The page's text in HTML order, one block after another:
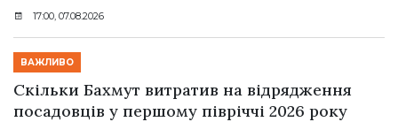
17:00, 07.08.2026
ВАЖЛИВО
Скільки Бахмут витратив на відрядження
посадовців у першому півріччі 2026 року